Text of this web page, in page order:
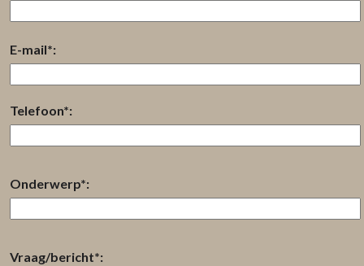
E-mail*:
Telefoon*:
Onderwerp*:
Vraag/bericht*: